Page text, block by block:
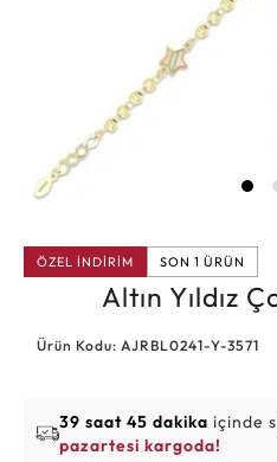
ÖZEL İNDİRİM SON 1 ÜRÜN
Altın Yıldız
Ürün Kodu: AJRBL0241-Y-3571
39 saat 45 dakika içinde
pazartesi kargoda!